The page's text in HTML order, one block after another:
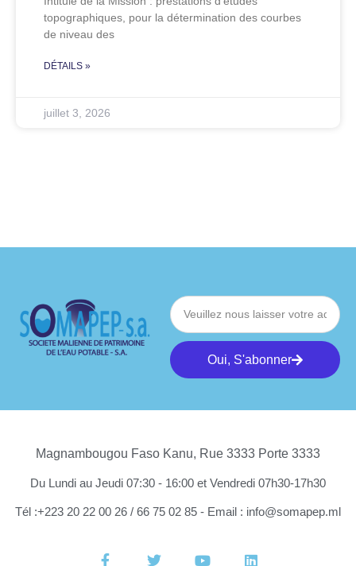
topographiques, pour la détermination des courbes
de niveau des
DÉTAILS »
juillet 3, 2026
Oui, S'abonner
Magnambougou Faso Kanu, Rue 3333 Porte 3333
Du Lundi au Jeudi 07:30 - 16:00 et Vendredi 07h30-17h30
Tél :+223 20 22 00 26 / 66 75 02 85 - Email : info@somapep.ml